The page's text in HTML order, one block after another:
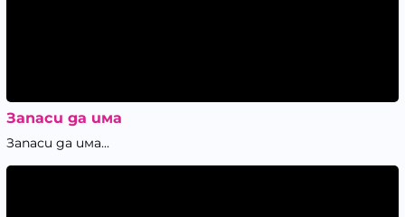
Запаси да има
Запаси да има...